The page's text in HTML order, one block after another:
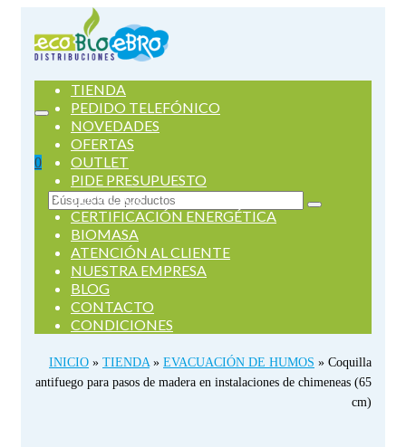
0
Buscar
por:
TIENDA
PEDIDO TELEFÓNICO
NOVEDADES
OFERTAS
OUTLET
PIDE PRESUPUESTO
SERVICIOS
CERTIFICACIÓN ENERGÉTICA
BIOMASA
ATENCIÓN AL CLIENTE
NUESTRA EMPRESA
BLOG
CONTACTO
CONDICIONES
INICIO » TIENDA » EVACUACIÓN DE HUMOS » Coquilla
antifuego para pasos de madera en instalaciones de chimeneas (65
cm)